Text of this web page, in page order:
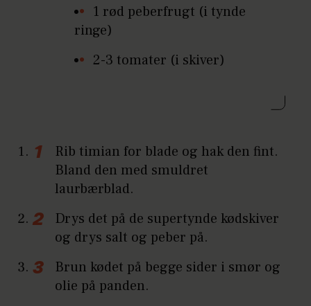
1 rød peberfrugt (i tynde
ringe)
2-3 tomater (i skiver)
Rib timian for blade og hak den fint.
Bland den med smuldret
laurbærblad.
Drys det på de supertynde kødskiver
og drys salt og peber på.
Brun kødet på begge sider i smør og
olie på panden.